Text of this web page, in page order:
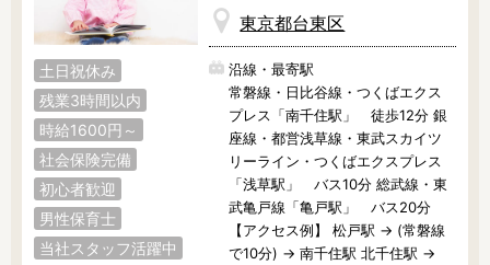
土日祝休み
残業3時間以内
時給1600円～
社会保険完備
初心者歓迎
男性保育士
当社スタッフ活躍中
東京都台東区
沿線・最寄駅
常磐線・日比谷線・つくばエクス
プレス「南千住駅」 徒歩12分 銀
座線・都営浅草線・東武スカイツ
リーライン・つくばエクスプレス
「浅草駅」 バス10分 総武線・東
武亀戸線「亀戸駅」 バス20分
【アクセス例】 松戸駅 → (常磐線
で10分) → 南千住駅 北千住駅 →